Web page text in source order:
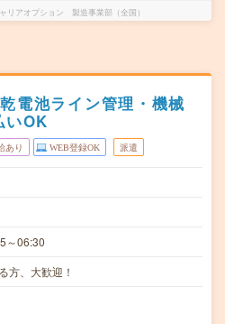
リアオプション 製造事業部（全国）
電池ライン管理・機械
いOK
あり WEB登録OK 派遣
～06:30
方、大歓迎！